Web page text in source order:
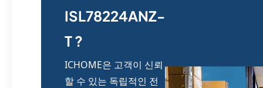
ISL78224ANZ-
T ?
ICHOME은 고객이 신뢰
할 수 있는 독립적인 전